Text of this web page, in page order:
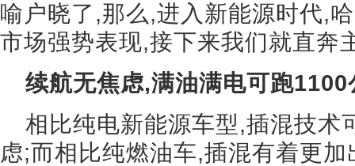
喻户晓了,那么,进入新能源时代,
市场强势表现,接下来我们就直奔
续航无焦虑,满油满电可跑1100
相比纯电新能源车型,插混技术
虑;而相比纯燃油车,插混有着更